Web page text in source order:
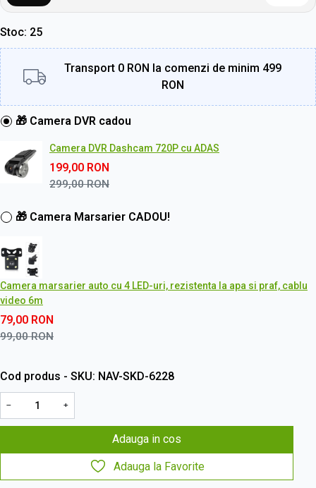
Stoc 25
Transport 0 RON la comenzi de minim 499
RON
🎁 Camera DVR cadou
Camera DVR Dashcam 720P cu ADAS
199,00 RON
299,00RON
🎁 Camera Marsarier CADOU!
Camera marsarier auto cu 4 LED-uri, rezistenta la apa si praf, cablu
video 6m
79,00 RON
99,00RON
Cod produs - SKU NAV-SKD-6228
− +
Adauga in cos
Adauga la Favorite